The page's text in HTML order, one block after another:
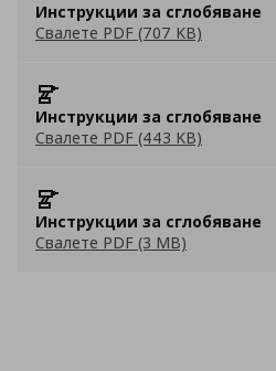
Инструкции за сглобяване
Свалете PDF (707 KB)
Инструкции за сглобяване
Свалете PDF (443 KB)
Инструкции за сглобяване
Свалете PDF (3 MB)